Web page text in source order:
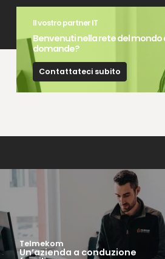
Il vostro partner IT
Benvenuti nella rete del mondo
domande?
Contattateci subito
Telmekom
Un’azienda a conduzione